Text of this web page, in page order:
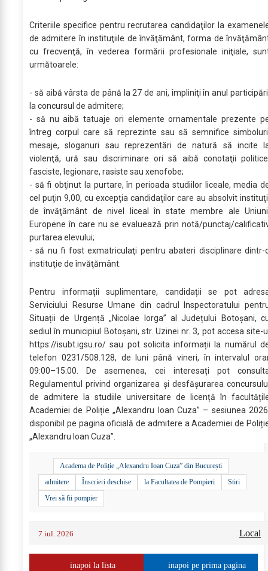
Criteriile specifice pentru recrutarea candidaţilor la
de admitere în instituţiile de învăţământ, forma de
cu frecvenţă, în vederea formării profesionale iniţiale,
următoarele:
- să aibă vârsta de până la 27 de ani, împliniţi în anul
la concursul de admitere;
- să nu aibă tatuaje ori elemente ornamentale prezente
întreg corpul care să reprezinte sau să semnifice
mesaje, sloganuri sau reprezentări de natură să incite
violenţă, ură sau discriminare ori să aibă conotaţii
fasciste, legionare, rasiste sau xenofobe;
- să fi obţinut la purtare, în perioada studiilor liceale, media
cel puţin 9,00, cu excepţia candidaţilor care au absolvit
de învăţământ de nivel liceal în state membre ale
Europene în care nu se evaluează prin notă/punctaj/
purtarea elevului;
- să nu fi fost exmatriculaţi pentru abateri disciplinare dintr-
instituţie de învăţământ.
Pentru informații suplimentare, candidații se pot
Serviciului Resurse Umane din cadrul Inspectoratului
Situații de Urgență „Nicolae Iorga” al Județului Botoșani,
sediul în municipiul Botoșani, str. Uzinei nr. 3, pot accesa site-
https://isubt.igsu.ro/ sau pot solicita informații la numărul
telefon 0231/508.128, de luni până vineri, în intervalul
09:00–15:00. De asemenea, cei interesați pot
Regulamentul privind organizarea și desfășurarea
de admitere la studiile universitare de licență în
Academiei de Poliție „Alexandru Ioan Cuza” – sesiunea
disponibil pe pagina oficială de admitere a Academiei de
„Alexandru Ioan Cuza”.
Academa de Poliție „Alexandru Ioan Cuza” din București
admitere
Înscrieri deschise la Facultatea de Pompieri
Stiri
Vrei să fii pompier
7 iul. 2026 Local
inapoi la lista inapoi pe prima pagina